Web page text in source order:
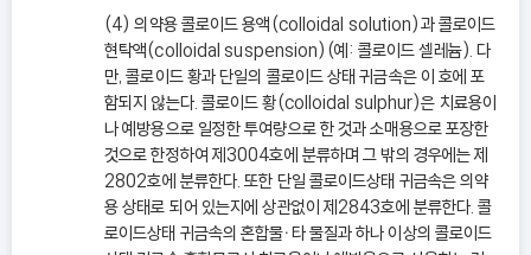
(4) 의약용 콜로이드 용액(colloidal solution)과 콜로이드
현탁액(colloidal suspension)(예: 콜로이드 셀레늄). 다
만, 콜로이드 황과 단일의 콜로이드 상태 귀금속은 이 호에 포
함되지 않는다. 콜로이드 황(colloidal sulphur)은 치료용이
나 예방용으로 일정한 투여량으로 한 것과 소매용으로 포장한
것으로 한정하여 제3004호에 분류하며 그 밖의 경우에는 제
2802호에 분류한다. 또한 단일 콜로이드상태 귀금속은 의약
용 상태로 되어 있는지에 상관없이 제2843호에 분류한다. 콜
로이드상태 귀금속의 혼합물ㆍ타 물질과 하나 이상의 콜로이드